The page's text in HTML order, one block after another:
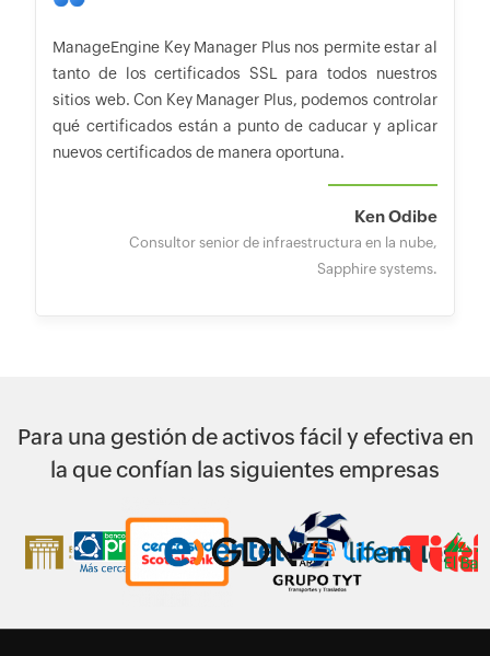
ManageEngine Key Manager Plus nos permite estar al
tanto de los certificados SSL para todos nuestros
sitios web. Con Key Manager Plus, podemos controlar
qué certificados están a punto de caducar y aplicar
nuevos certificados de manera oportuna.
Ken Odibe
Consultor senior de infraestructura en la nube,
Sapphire systems.
Para una gestión de activos fácil y efectiva en
la que confían las siguientes empresas